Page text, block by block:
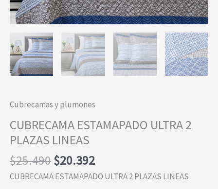
Cubrecamas y plumones
CUBRECAMA ESTAMAPADO ULTRA 2
PLAZAS LINEAS
$25.490El
precio
$20.392El
precio
CUBRECAMA ESTAMAPADO ULTRA 2 PLAZAS LINEAS